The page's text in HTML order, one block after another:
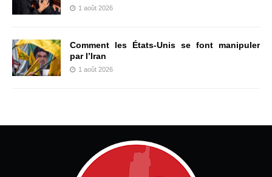
1 août 2026
Comment les États-Unis se font manipuler
par l’Iran
1 août 2026